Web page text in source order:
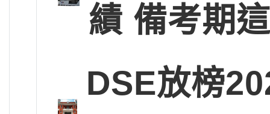
績 備考期
DSE放榜